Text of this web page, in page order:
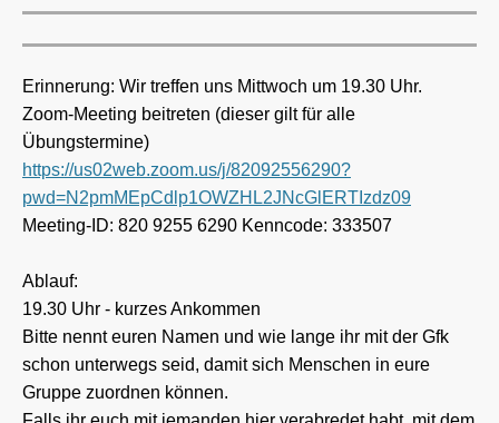
Erinnerung: Wir treffen uns Mittwoch um 19.30 Uhr.
Zoom-Meeting beitreten (dieser gilt für alle
Übungstermine)
https://us02web.zoom.us/j/82092556290?
pwd=N2pmMEpCdlp1OWZHL2JNcGlERTIzdz09
Meeting-ID: 820 9255 6290 Kenncode: 333507
Ablauf:
19.30 Uhr - kurzes Ankommen
Bitte nennt euren Namen und wie lange ihr mit der Gfk
schon unterwegs seid, damit sich Menschen in eure
Gruppe zuordnen können.